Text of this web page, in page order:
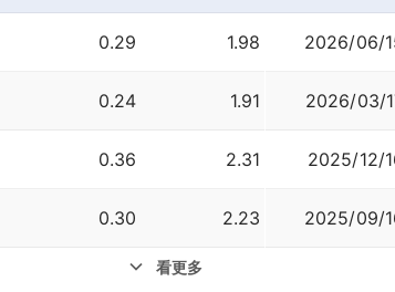
0.29 1.98 2026/06/
0.24 1.91 2026/03/
0.36 2.31 2025/12/
0.30 2.23 2025/09/
看更多